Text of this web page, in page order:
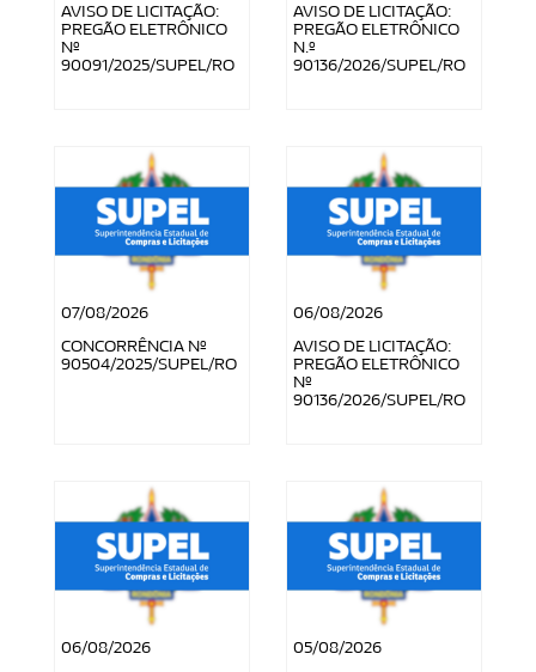
AVISO DE LICITAÇÃO:
PREGÃO ELETRÔNICO
Nº
90091/2025/SUPEL/RO
AVISO DE LICITAÇÃO:
PREGÃO ELETRÔNICO
N.º
90136/2026/SUPEL/RO
07/08/2026
CONCORRÊNCIA Nº
90504/2025/SUPEL/RO
06/08/2026
AVISO DE LICITAÇÃO:
PREGÃO ELETRÔNICO
Nº
90136/2026/SUPEL/RO
06/08/2026
05/08/2026